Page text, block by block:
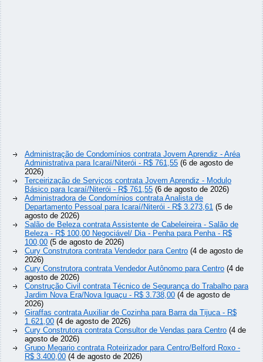
Administração de Condomínios contrata Jovem Aprendiz - Aréa
Administrativa para Icaraí/Niterói - R$ 761,55 (6 de agosto de
2026)
Terceirização de Serviços contrata Jovem Aprendiz - Modulo
Básico para Icaraí/Niterói - R$ 761,55 (6 de agosto de 2026)
Administradora de Condomínios contrata Analista de
Departamento Pessoal para Icaraí/Niterói - R$ 3.273,61 (5 de
agosto de 2026)
Salão de Beleza contrata Assistente de Cabeleireira - Salão de
Beleza - R$ 100,00 Negociável/ Dia - Penha para Penha - R$
100,00 (5 de agosto de 2026)
Cury Construtora contrata Vendedor para Centro (4 de agosto de
2026)
Cury Construtora contrata Vendedor Autônomo para Centro (4 de
agosto de 2026)
Construção Civil contrata Técnico de Segurança do Trabalho para
Jardim Nova Era/Nova Iguaçu - R$ 3.738,00 (4 de agosto de
2026)
Giraffas contrata Auxiliar de Cozinha para Barra da Tijuca - R$
1.621,00 (4 de agosto de 2026)
Cury Construtora contrata Consultor de Vendas para Centro (4 de
agosto de 2026)
Grupo Megario contrata Roteirizador para Centro/Belford Roxo -
R$ 3.400,00 (4 de agosto de 2026)